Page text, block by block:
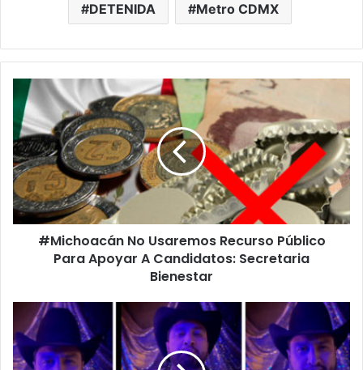
DETENIDA Metro CDMX
#Michoacán
No
Usaremos
Recurso
Público
Para
Apoyar
A
Candidatos:
Secretaria
Bienestar
#Michoacán No Usaremos Recurso Público
Para Apoyar A Candidatos: Secretaria
Bienestar
#Morelia
Fans
De
Julión,